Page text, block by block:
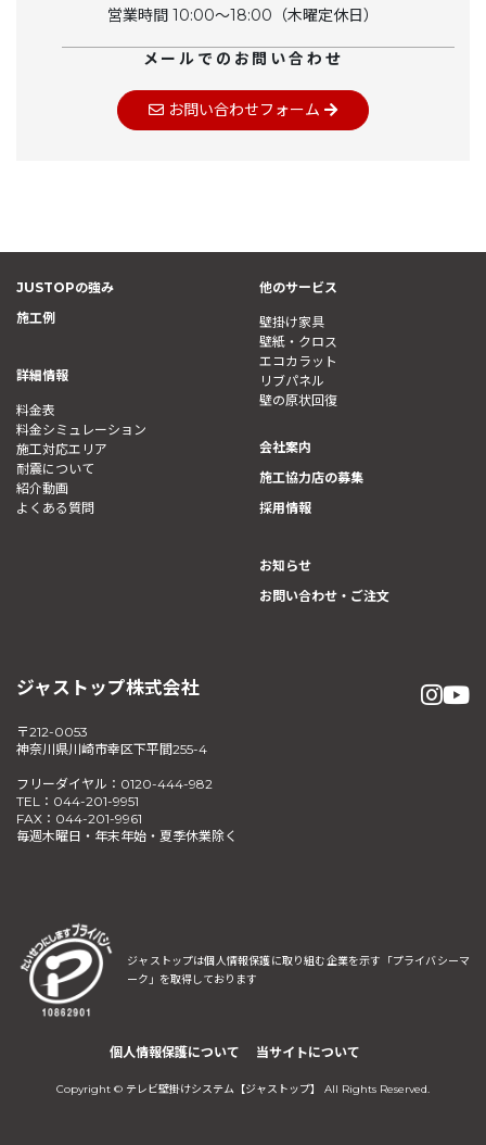
営業時間 10:00〜18:00（木曜定休日）
メールでのお問い合わせ
お問い合わせフォーム
JUSTOPの強み
施工例
詳細情報
料金表
料金シミュレーション
施工対応エリア
耐震について
紹介動画
よくある質問
他のサービス
壁掛け家具
壁紙・クロス
エコカラット
リブパネル
壁の原状回復
会社案内
施工協力店の募集
採用情報
お知らせ
お問い合わせ・ご注文
ジャストップ株式会社
〒212-0053
神奈川県川崎市幸区下平間255-4
フリーダイヤル：0120-444-982
TEL：044-201-9951
FAX：044-201-9961
毎週木曜日・年末年始・夏季休業除く
個人情報保護について 当サイトについて
Copyright © テレビ壁掛けシステム【ジャストップ】 All Rights Reserved.
ジャストップは個人情報保護に取り組む企業を示す
「プライバシーマ
ーク」を取得しております